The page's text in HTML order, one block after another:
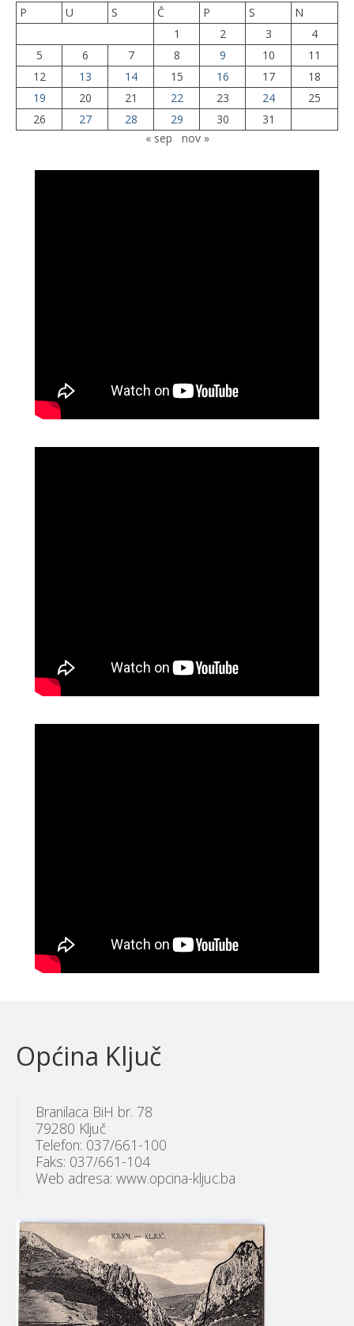
P
U S Č P S
N
1
2 3
4
5
6 7 8 9 10
11
12
13 14 15 16 17
18
19
20 21 22 23 24
25
26
27 28 29 30
31
« sep
nov »
Općina Ključ
Branilaca BiH br. 78
79280 Ključ
Telefon: 037/661-100
Faks: 037/661-104
Web adresa: www.opcina-kljuc.ba